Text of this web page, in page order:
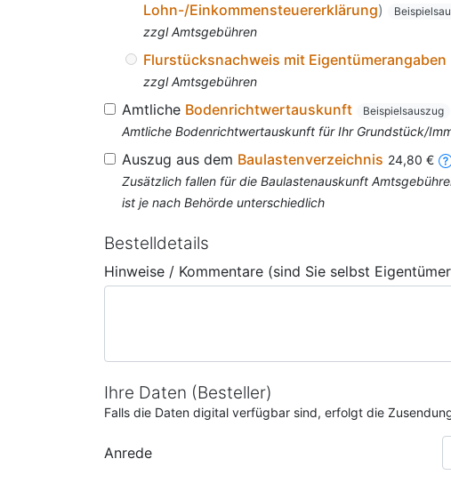
Lohn-/Einkommensteuererklärung)
zzgl Amtsgebühren
Flurstücksnachweis mit Eigentümerangaben
zzgl Amtsgebühren
Amtliche Bodenrichtwertauskunft Beispielsauszug
Amtliche Bodenrichtwertauskunft für Ihr Grundstück/
Auszug aus dem Baulastenverzeichnis 24,80 €
Zusätzlich fallen für die Baulastenauskunft
ist je nach Behörde unterschiedlich
Bestelldetails
Hinweise / Kommentare (sind Sie selbst
Ihre Daten (Besteller)
Falls die Daten digital verfügbar sind, erfolgt die
Anrede